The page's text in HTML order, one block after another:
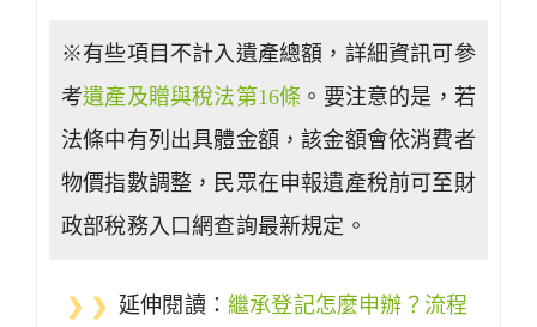
※有些項目不計入遺產總額，詳細資訊可參
考遺產及贈與稅法第16條 。要注意的是，若
法條中有列出具體金額，該金額會依消費者
物價指數調整，民眾在申報遺產稅前可至財
政部稅務入口網查詢最新規定。
❯ ❯ 延伸閱讀： 繼承登記怎麼申辦？流程